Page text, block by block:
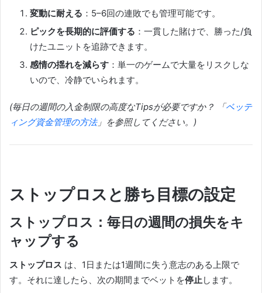
変動に耐える ：5–6回の連敗でも管理可能です。
ピックを長期的に評価する ：一貫した賭けで、勝った/負
けたユニットを追跡できます。
感情の揺れを減らす ：単一のゲームで大量をリスクしな
いので、冷静でいられます。
(毎日の週間の入金制限の高度なTipsが必要ですか？ 「ベッテ
ィング資金管理の方法」を参照してください。)
ストップロスと勝ち目標の設定
ストップロス：毎日の週間の損失をキ
ャップする
ストップロス は、1日または1週間に失う意志のある上限で
す。それに達したら、次の期間までベットを停止 します。